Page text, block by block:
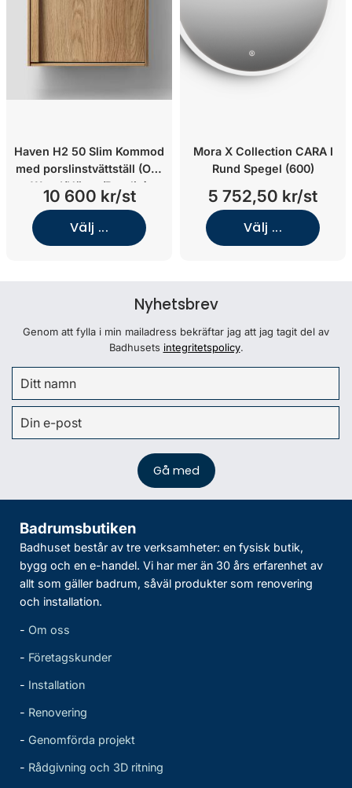
Haven H2 50 Slim Kommod
med porslinstvättställ (Oak
Wood/Höger/Porslin)
10 600 kr/st
Välj ...
Mora X Collection CARA I
Rund Spegel (600)
5 752,50 kr/st
Välj ...
Nyhetsbrev
Genom att fylla i min mailadress bekräftar jag att jag tagit del av
Badhusets integritetspolicy.
Badrumsbutiken
Badhuset består av tre verksamheter: en fysisk butik,
bygg och en e-handel. Vi har mer än 30 års erfarenhet av
allt som gäller badrum, såväl produkter som renovering
och installation.
- Om oss
- Företagskunder
- Installation
- Renovering
- Genomförda projekt
- Rådgivning och 3D ritning